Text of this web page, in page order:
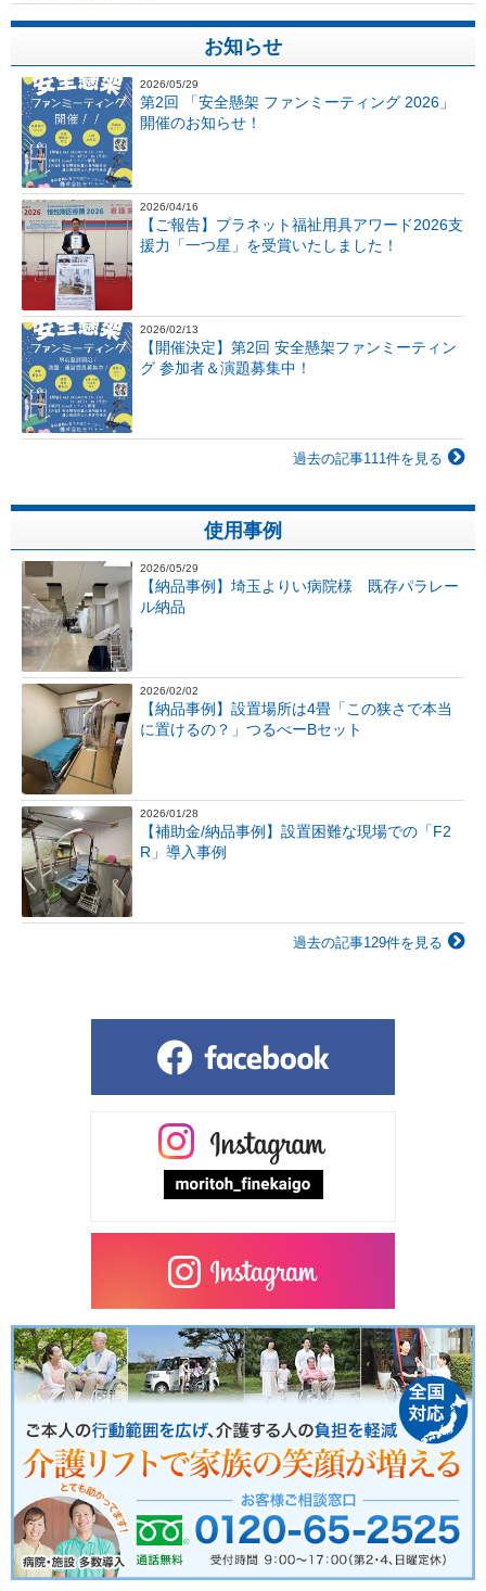
お知らせ
2026/05/29
第2回 「安全懸架 ファンミーティング 2026」
開催のお知らせ！
2026/04/16
【ご報告】プラネット福祉用具アワード2026支
援力「一つ星」を受賞いたしました！
2026/02/13
【開催決定】第2回 安全懸架ファンミーティン
グ 参加者＆演題募集中！
過去の記事111件を見る
使用事例
2026/05/29
【納品事例】埼玉よりい病院様 既存パラレー
ル納品
2026/02/02
【納品事例】設置場所は4畳「この狭さで本当
に置けるの？」つるべーBセット
2026/01/28
【補助金/納品事例】設置困難な現場での「F2
R」導入事例
過去の記事129件を見る